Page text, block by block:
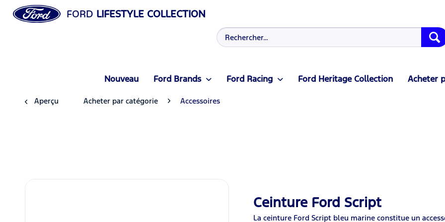
FORD LIFESTYLE COLLECTION
Nouveau Ford Brands Ford Racing Ford Heritage Collection Acheter
Aperçu Acheter par catégorie Accessoires
Ceinture Ford Script
La ceinture Ford Script bleu marine constitue un